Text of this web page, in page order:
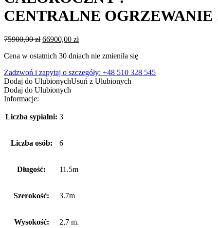
CENTRALNE OGRZEWANIE
75900,00zł Pierwotna
wynosiła:
66900,00 złAktualna
wynosi:
Cena w ostatnich 30 dniach nie zmieniła się
Zadzwoń i zapytaj o szczegóły: +48 510 328 545
Dodaj do UlubionychUsuń z Ulubionych
Dodaj do Ulubionych
Informacje:
Liczba sypialni: 3
Liczba osób: 6
Długość: 11.5m
Szerokość: 3.7m
Wysokość: 2,7 m.